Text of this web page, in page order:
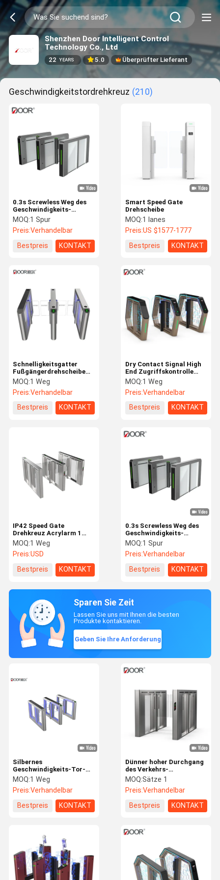
Shenzhen Door Intelligent Control
Technology Co., Ltd
22 YEARS 5.0 Überprüfter Lieferant
Geschwindigkeitstordrehkreuz (210)
0.3s Screwless Weg des
Geschwindigkeits-
Drehkreuz-Flugsteig-
600mm 900mm mit
Servomotor
MOQ:1 Spur
Preis:Verhandelbar
Bestpreis
KONTAKT
Smart Speed Gate
Drehscheibe
MOQ:1 lanes
Preis:US $1577-1777
Bestpreis
KONTAKT
Schnelligkeitsgatter
Fußgängerdrehscheibe
CE
MOQ:1 Weg
Preis:Verhandelbar
Bestpreis
KONTAKT
Dry Contact Signal High
End Zugriffskontrolle
Drehscheibe
MOQ:1 Weg
Preis:Verhandelbar
Bestpreis
KONTAKT
IP42 Speed ​​Gate
Drehkreuz Acrylarm 1
Meter Kabinett
Begrenzter Platz
Projektnutzung
MOQ:1 Weg
Preis:USD
Bestpreis
KONTAKT
0.3s Screwless Weg des
Geschwindigkeits-
Drehkreuz-Flugsteig-
600mm 900mm mit
Servomotor
MOQ:1 Spur
Preis:Verhandelbar
Bestpreis
KONTAKT
Sparen Sie Zeit
Lassen Sie uns mit Ihnen die besten
Produkte kontaktieren.
Geben Sie Ihre Anforderung
Dünner hoher Durchgang
des Verkehrs-
automatisches System-
Geschwindigkeits-
Flugsteig-1100mm
MOQ:Sätze 1
Preis:Verhandelbar
Bestpreis
KONTAKT
Silbernes
Geschwindigkeits-Tor-
Drehkreuz Fastlane-
Drehkreuz mit
Kartenleser und Qr-Code
MOQ:1 Weg
Preis:Verhandelbar
Bestpreis
KONTAKT